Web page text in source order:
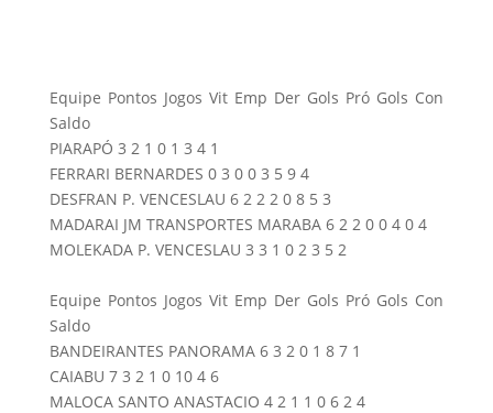
Equipe Pontos Jogos Vit Emp Der Gols Pró Gols Con
Saldo
PIARAPÓ 3 2 1 0 1 3 4 1
FERRARI BERNARDES 0 3 0 0 3 5 9 4
DESFRAN P. VENCESLAU 6 2 2 2 0 8 5 3
MADARAI JM TRANSPORTES MARABA 6 2 2 0 0 4 0 4
MOLEKADA P. VENCESLAU 3 3 1 0 2 3 5 2
Equipe Pontos Jogos Vit Emp Der Gols Pró Gols Con
Saldo
BANDEIRANTES PANORAMA 6 3 2 0 1 8 7 1
CAIABU 7 3 2 1 0 10 4 6
MALOCA SANTO ANASTACIO 4 2 1 1 0 6 2 4